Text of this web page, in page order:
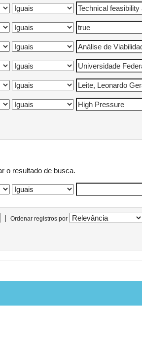
o resultado de busca.
| Ordenar registros por